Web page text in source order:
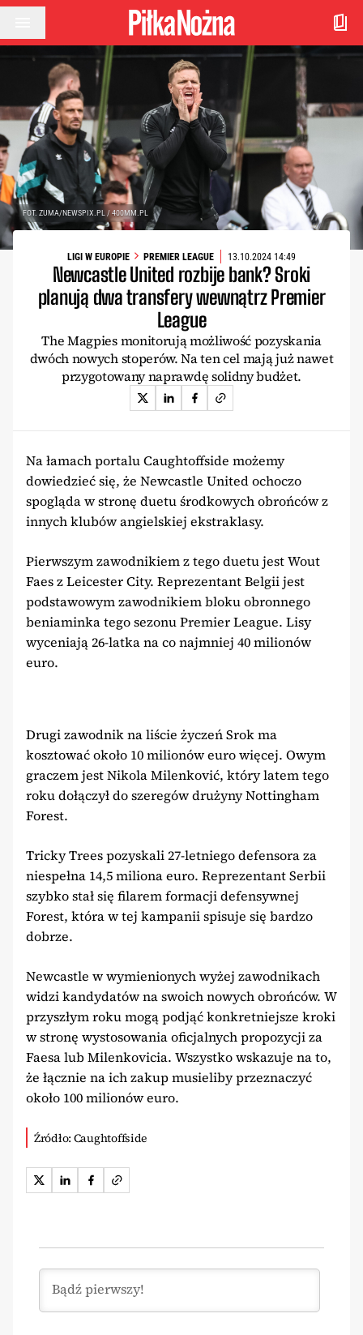
Przejdź do treści
FOT. ZUMA/NEWSPIX.PL / 400MM.PL
LIGI W EUROPIE PREMIER LEAGUE 13.10.2024 14:49
Newcastle United rozbije bank? Sroki
planują dwa transfery wewnątrz Premier
League
The Magpies monitorują możliwość pozyskania
dwóch nowych stoperów. Na ten cel mają już nawet
przygotowany naprawdę solidny budżet.
Na łamach portalu Caughtoffside możemy
dowiedzieć się, że Newcastle United ochoczo
spogląda w stronę duetu środkowych obrońców z
innych klubów angielskiej ekstraklasy.
Pierwszym zawodnikiem z tego duetu jest Wout
Faes z Leicester City. Reprezentant Belgii jest
podstawowym zawodnikiem bloku obronnego
beniaminka tego sezonu Premier League. Lisy
wyceniają 26-latka na co najmniej 40 milionów
euro.
Drugi zawodnik na liście życzeń Srok ma
kosztować około 10 milionów euro więcej. Owym
graczem jest Nikola Milenković, który latem tego
roku dołączył do szeregów drużyny Nottingham
Forest.
Tricky Trees pozyskali 27-letniego defensora za
niespełna 14,5 miliona euro. Reprezentant Serbii
szybko stał się filarem formacji defensywnej
Forest, która w tej kampanii spisuje się bardzo
dobrze.
Newcastle w wymienionych wyżej zawodnikach
widzi kandydatów na swoich nowych obrońców. W
przyszłym roku mogą podjąć konkretniejsze kroki
w stronę wystosowania oficjalnych propozycji za
Faesa lub Milenkovicia. Wszystko wskazuje na to,
że łącznie na ich zakup musieliby przeznaczyć
około 100 milionów euro.
Źródło: Caughtoffside